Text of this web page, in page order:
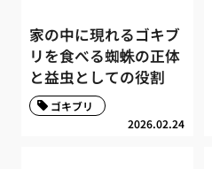
家の中に現れるゴキブ
リを食べる蜘蛛の正体
と益虫としての役割
2026.02.24
ゴキブリ